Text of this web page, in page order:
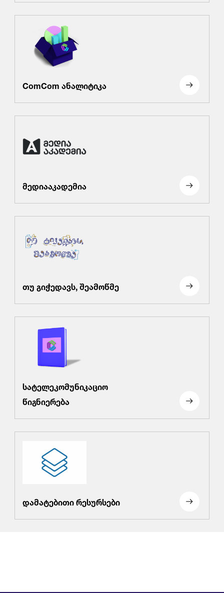
ComCom ანალიტიკა
მედიააკადემია
თუ გიჭედავს, შეამოწმე
სატელეკომუნიკაციო
წიგნიერება
დამატებითი რესურსები